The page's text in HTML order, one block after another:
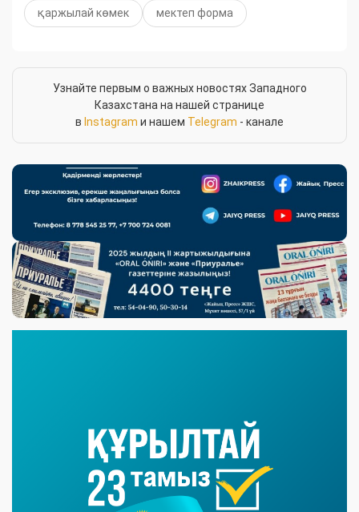
қаржылай көмек мектеп форма
Узнайте первым о важных новостях Западного
Казахстана на нашей странице
в Instagram и нашем Telegram - канале